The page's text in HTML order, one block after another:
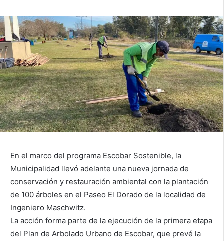
En el marco del programa Escobar Sostenible, la
Municipalidad llevó adelante una nueva jornada de
conservación y restauración ambiental con la plantación
de 100 árboles en el Paseo El Dorado de la localidad de
Ingeniero Maschwitz.
La acción forma parte de la ejecución de la primera etapa
del Plan de Arbolado Urbano de Escobar, que prevé la